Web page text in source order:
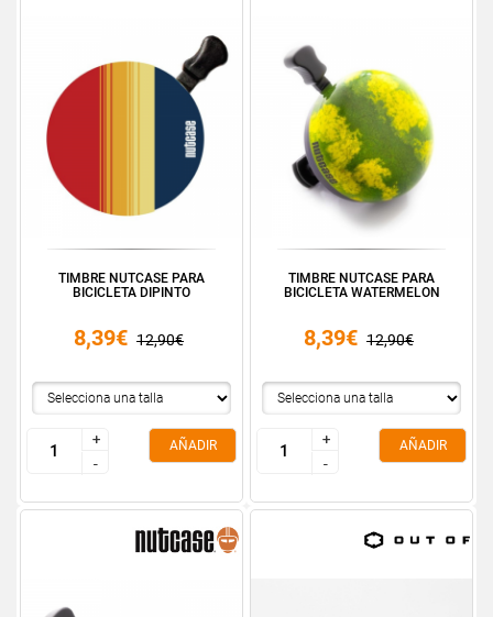
TIMBRE NUTCASE PARA
BICICLETA DIPINTO
8,39€ 12,90€
+
-
+
-
AÑADIR
TIMBRE NUTCASE PARA
BICICLETA WATERMELON
8,39€ 12,90€
+
-
+
-
AÑADIR